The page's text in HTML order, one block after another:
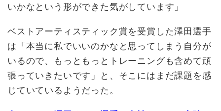
いかなという形ができた気がしています」
ベストアーティスティック賞を受賞した澤田選手
は「本当に私でいいのかなと思ってしまう自分が
いるので、もっともっとトレーニングも含めて頑
張っていきたいです」と、そこにはまだ課題を感
じていているようだった。